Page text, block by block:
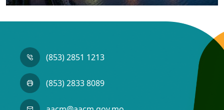
(853) 2851 1213
(853) 2833 8089